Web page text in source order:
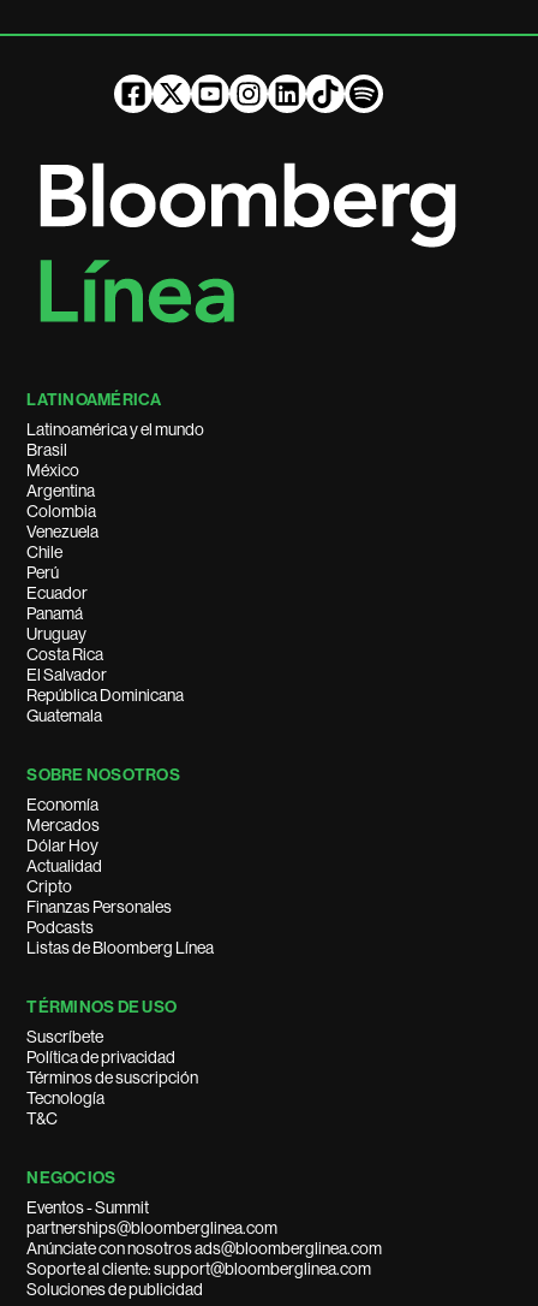
LATINOAMÉRICA
Latinoamérica y el mundo
Brasil
México
Argentina
Colombia
Venezuela
Chile
Perú
Ecuador
Panamá
Uruguay
Costa Rica
El Salvador
República Dominicana
Guatemala
SOBRE NOSOTROS
Economía
Mercados
Dólar Hoy
Actualidad
Cripto
Finanzas Personales
Podcasts
Listas de Bloomberg Línea
TÉRMINOS DE USO
Suscríbete
Política de privacidad
Términos de suscripción
Tecnología
T&C
NEGOCIOS
Eventos - Summit
partnerships@bloomberglinea.com
Anúnciate con nosotros ads@bloomberglinea.com
Soporte al cliente: support@bloomberglinea.com
Soluciones de publicidad